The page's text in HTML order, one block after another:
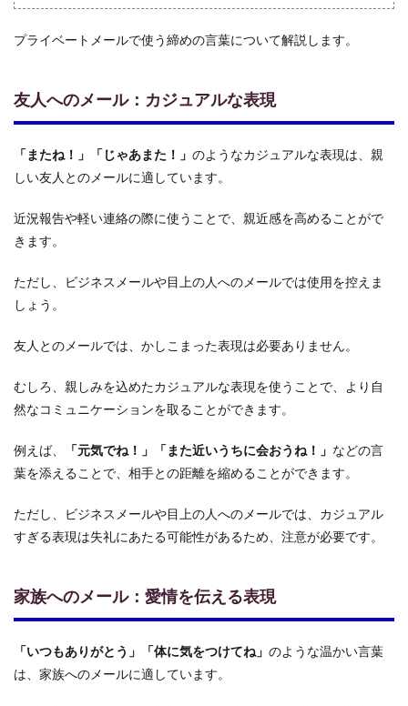
プライベートメールで使う締めの言葉について解説します。
友人へのメール：カジュアルな表現
「またね！」「じゃあまた！」 のようなカジュアルな表現は、親
しい友人とのメールに適しています。
近況報告や軽い連絡の際に使うことで、親近感を高めることがで
きます。
ただし、ビジネスメールや目上の人へのメールでは使用を控えま
しょう。
友人とのメールでは、かしこまった表現は必要ありません。
むしろ、親しみを込めたカジュアルな表現を使うことで、より自
然なコミュニケーションを取ることができます。
例えば、 「元気でね！」「また近いうちに会おうね！」 などの言
葉を添えることで、相手との距離を縮めることができます。
ただし、ビジネスメールや目上の人へのメールでは、カジュアル
すぎる表現は失礼にあたる可能性があるため、注意が必要です。
家族へのメール：愛情を伝える表現
「いつもありがとう」「体に気をつけてね」 のような温かい言葉
は、家族へのメールに適しています。